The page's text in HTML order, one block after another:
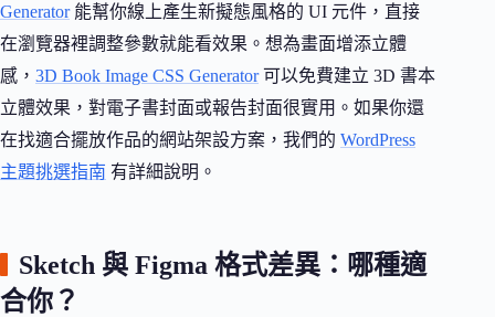
Generator能幫你線上產生新擬態風格的 UI 元件，直接
在瀏覽器裡調整參數就能看效果。想為畫面增添立體
感， 3D Book Image CSS Generator可以免費建立 3D 書本
立體效果，對電子書封面或報告封面很實用。如果你還
在找適合擺放作品的網站架設方案，我們的 WordPress
主題挑選指南 有詳細說明。
Sketch 與 Figma 格式差異：哪種適
合你？